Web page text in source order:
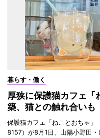
暮らす・働く
厚狭に保護猫カフェ
築、猫との触れ合いも
保護猫カフェ「ねことおちゃ
8157）が8月1日、山陽小野田・